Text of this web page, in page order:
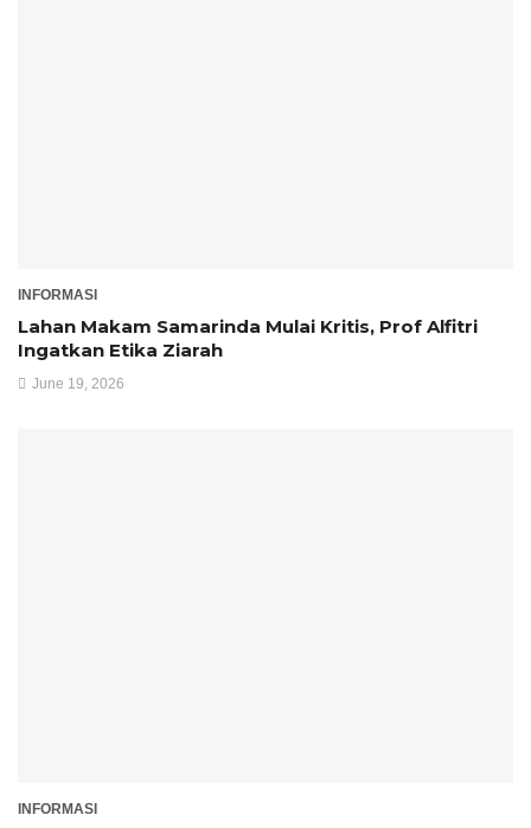
INFORMASI
Lahan Makam Samarinda Mulai Kritis, Prof Alfitri
Ingatkan Etika Ziarah
June 19, 2026
INFORMASI